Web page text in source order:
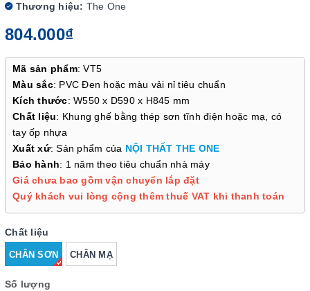
Thương hiệu: The One
804.000₫
Mã sản phẩm: VT5
Màu sắc: PVC Đen hoặc màu vải nỉ tiêu chuẩn
Kích thước: W550 x D590 x H845 mm
Chất liệu: Khung ghế bằng thép sơn tĩnh điện hoặc mạ, có
tay ốp nhựa
Xuất xứ: Sản phẩm của NỘI THẤT THE ONE
Bảo hành: 1 năm theo tiêu chuẩn nhà máy
Giá chưa bao gồm vận chuyển lắp đặt
Quý khách vui lòng cộng thêm thuế VAT khi thanh toán
Chất liệu
CHÂN SƠN CHÂN MẠ
Số lượng